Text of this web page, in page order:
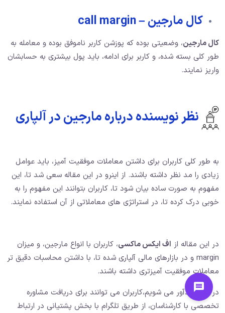
کال مارجین – call margin
کال مارجین، وضعیتی بوده که پوزشن کاربر ناموفق بوده و معامله به
طور کلی بسته شده، و کاربر برای ادامه، باید پول بیشتری به حسابشان
واریز نمایند.
نظر نویسنده درباره مارجین در آلپاری
به طور کلی کاربران برای داشتن معاملات موفقیت آمیز، باید عوامل
زیادی را مد نظر داشته باشند. از اینرو در این مقاله سعی شد تا، این
مفهوم به صورت ساده بیان شود تا، کاربران بتوانند این مفهوم را به
خوبی درک کرده تا، در استراتژی های معاملاتی از آن استفاده نمایند.
در این مقاله از اف ایکس ماکسی، کاربران با انواع مارجین، و میزان
margin و در بازارهای مالی آلپاری شده تا، با داشتن محاسبات دقیق تر
معاملات موفقیت آمیزتری داشته باشند.
در انتها یادآور می شویم،کاربران می توانند برای دریافت مشاوره
تخصصی با کارشناسان، از طریق تلگرام با بخش پشتیانی در ارتباط